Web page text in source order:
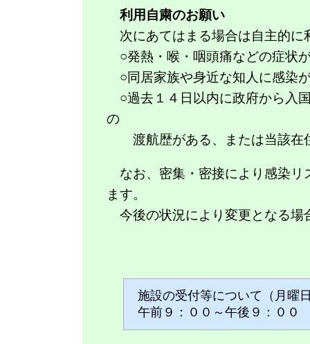
施設の受付等について（月曜
午前９：００～午後９：００
利用自粛のお願い
次にあてはまる場合は自主的に
○発熱・喉・咽頭痛などの症状
○同居家族や身近な知人に感染
○過去１４日以内に政府から入
の
渡航歴がある、または当該在
なお、密集・密接により感染リ
ます。
今後の状況により変更となる場